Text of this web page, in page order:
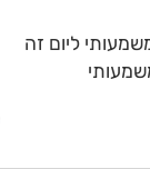
ליום זה